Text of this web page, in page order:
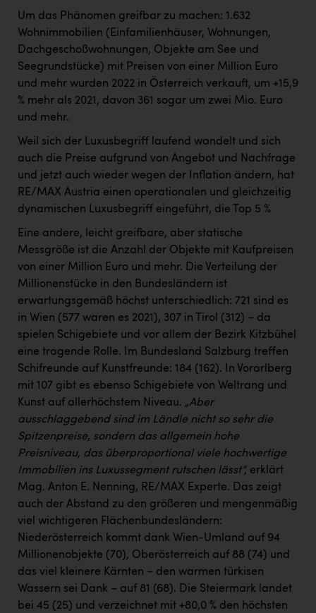
Um das Phänomen greifbar zu machen: 1.632
Wohnimmobilien (Einfamilienhäuser, Wohnungen,
Dachgeschoßwohnungen, Objekte am See und
Seegrundstücke) mit Preisen von einer Million Euro
und mehr wurden 2022 in Österreich verkauft, um +15,9
% mehr als 2021, davon 361 sogar um zwei Mio. Euro
und mehr.
Weil sich der Luxusbegriff laufend wandelt und sich
auch die Preise aufgrund von Angebot und Nachfrage
und jetzt auch wieder wegen der Inflation ändern, hat
RE/MAX Austria einen operationalen und gleichzeitig
dynamischen Luxusbegriff eingeführt, die Top 5 %
Eine andere, leicht greifbare, aber statische
Messgröße ist die Anzahl der Objekte mit Kaufpreisen
von einer Million Euro und mehr. Die Verteilung der
Millionenstücke in den Bundesländern ist
erwartungsgemäß höchst unterschiedlich: 721 sind es
in Wien (577 waren es 2021), 307 in Tirol (312) – da
spielen Schigebiete und vor allem der Bezirk Kitzbühel
eine tragende Rolle. Im Bundesland Salzburg treffen
Schifreunde auf Kunstfreunde: 184 (162). In Vorarlberg
mit 107 gibt es ebenso Schigebiete von Weltrang und
Kunst auf allerhöchstem Niveau. „Aber
ausschlaggebend sind im Ländle nicht so sehr die
Spitzenpreise, sondern das allgemein hohe
Preisniveau, das überproportional viele hochwertige
Immobilien ins Luxussegment rutschen lässt“, erklärt
Mag. Anton E. Nenning, RE/MAX Experte. Das zeigt
auch der Abstand zu den größeren und mengenmäßig
viel wichtigeren Flächenbundesländern:
Niederösterreich kommt dank Wien-Umland auf 94
Millionenobjekte (70), Oberösterreich auf 88 (74) und
das viel kleinere Kärnten – den warmen türkisen
Wassern sei Dank – auf 81 (68). Die Steiermark landet
bei 45 (25) und verzeichnet mit +80,0 % den höchsten